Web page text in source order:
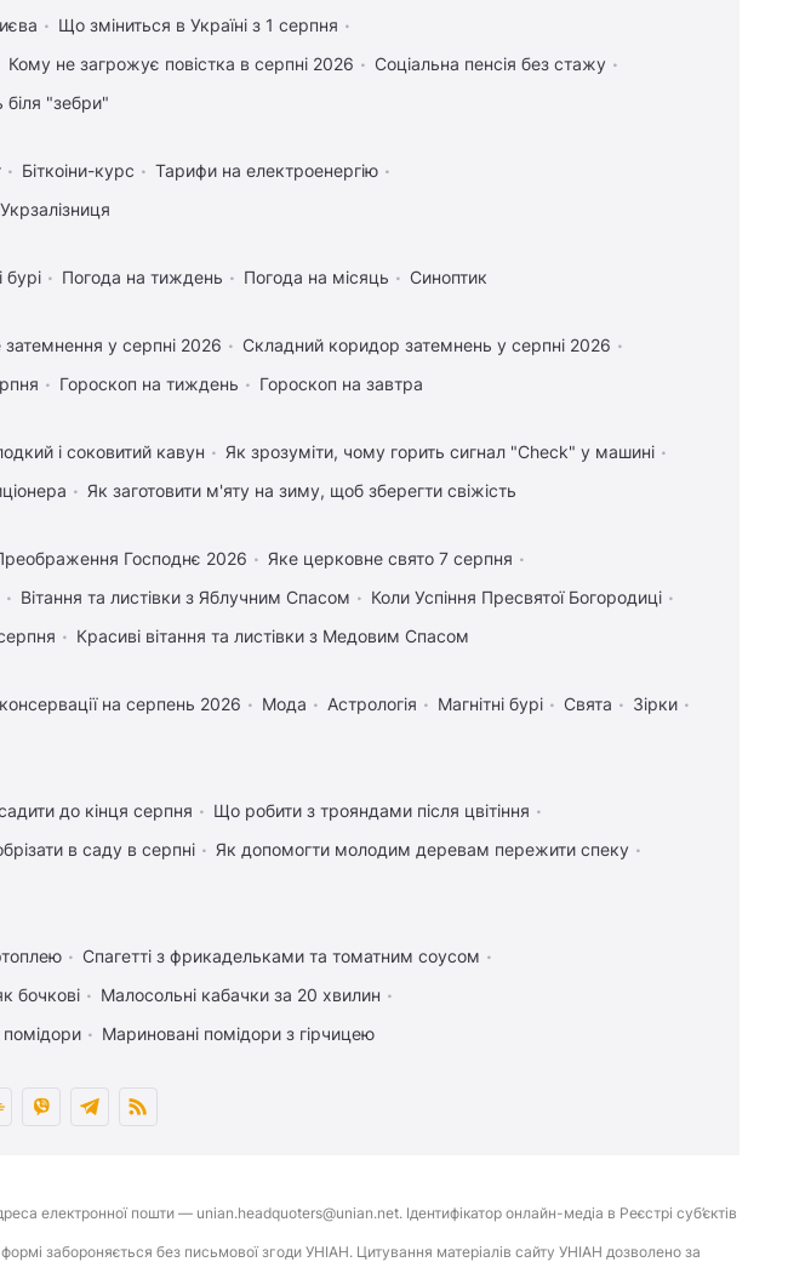
Що зміниться в Україні з 1 серпня
Кому не загрожує повістка в серпні 2026
Соціальна пенсія без стажу
біля "зебри"
Біткоіни-курс
Тарифи на електроенергію
Укрзалізниця
бурі Погода на тиждень Погода на місяць Синоптик
у серпні 2026
Складний коридор затемнень у серпні 2026
Гороскоп на тиждень Гороскоп на завтра
і соковитий кавун
Як зрозуміти, чому горить сигнал "Check" у машині
Як заготовити м'яту на зиму, щоб зберегти свіжість
Господнє 2026
Яке церковне свято 7 серпня
Вітання та листівки з Яблучним Спасом
Коли Успіння Пресвятої Богородиці
Красиві вітання та листівки з Медовим Спасом
на серпень 2026 Мода Астрологія Магнітні бурі Свята
Зірки
до кінця серпня
Що робити з трояндами після цвітіння
в саду в серпні
Як допомогти молодим деревам пережити спеку
Спагетті з фрикадельками та томатним соусом
бочкові
Малосольні кабачки за 20 хвилин
помідори Мариновані помідори з гірчицею
електронної пошти — unian.headquoters@unian.net. Ідентифікатор онлайн-медіа в Реєстрі суб’єктів
забороняється без письмової згоди УНІАН. Цитування матеріалів сайту УНІАН дозволено за